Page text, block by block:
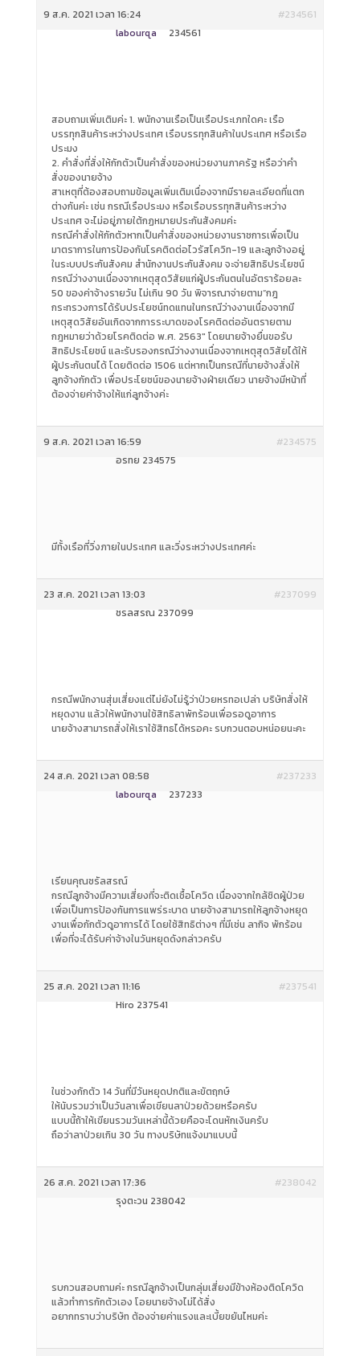
9 ส.ค. 2021 เวลา 16:24
#234561
labourqa
234561
สอบถามเพิ่มเติมค่ะ 1. พนักงานเรือเป็นเรือประเภทใดคะ เรือ
บรรทุกสินค้าระหว่างประเทศ เรือบรรทุกสินค้าในประเทศ หรือเรือ
ประมง
2. คำสั่งที่สั่งให้กักตัวเป็นคำสั่งของหน่วยงานภาครัฐ หรือว่าคำ
สั่งของนายจ้าง
สาเหตุที่ต้องสอบถามข้อมูลเพิ่มเติมเนื่องจากมีรายละเอียดที่แตก
ต่างกันค่ะ เช่น กรณีเรือประมง หรือเรือบรรทุกสินค้าระหว่าง
ประเทศ จะไม่อยู่ภายใต้กฏหมายประกันสังคมค่ะ
กรณีคำสั่งให้กักตัวหากเป็นคำสั่งของหน่วยงานราชการเพื่อเป็น
มาตราการในการป้องกันโรคติดต่อไวรัสโควิท-19 และลูกจ้างอยู่
ในระบบประกันสังคม สำนักงานประกันสังคม จะจ่ายสิทธิประโยชน์
กรณีว่างงานเนื่องจากเหตุสุดวิสัยแก่ผู้ประกันตนในอัตราร้อยละ
50 ของค่าจ้างรายวัน ไม่เกิน 90 วัน พิจารณาจ่ายตาม”กฎ
กระทรวงการได้รับประโยชน์ทดแทนในกรณีว่างงานเนื่องจากมี
เหตุสุดวิสัยอันเกิดจากการระบาดของโรคติดต่ออันตรายตาม
กฎหมายว่าด้วยโรคติดต่อ พ.ศ. 2563″ โดยนายจ้างยื่นขอรับ
สิทธิประโยชน์ และรับรองกรณีว่างงานเนื่องจากเหตุสุดวิสัยได้ให้
ผู้ประกันตนได้ โดยติดต่อ 1506 แต่หากเป็นกรณีที่นายจ้างสั่งให้
ลูกจ้างกักตัว เพื่อประโยชน์ของนายจ้างฝ่ายเดียว นายจ้างมีหน้าที่
ต้องจ่ายค่าจ้างให้แก่ลูกจ้างค่ะ
9 ส.ค. 2021 เวลา 16:59
#234575
อรทัย 234575
มีทั้งเรือที่วิ่งภายในประเทศ และวิ่งระหว่างประเทศค่ะ
23 ส.ค. 2021 เวลา 13:03
#237099
ชรัลสรณ์ 237099
กรณีพนักงานสุ่มเสี่ยงแต่ไม่ยังไม่รู้ว่าป่วยหรทอเปล่า บริษัทสั่งให้
หยุดงาน แล้วให้พนักงานใช้สิทธิลาพักร้อนเพื่อรอดูอาการ
นายจ้างสามารถสั่งให้เราใช้สิทธได้หรอคะ รบกวนตอบหน่อยนะคะ
24 ส.ค. 2021 เวลา 08:58
#237233
labourqa
237233
เรียนคุณชรัลสรณ์
กรณีลูกจ้างมีความเสี่ยงที่จะติดเชื้อโควิด เนื่องจากใกล้ชิดผู้ป่วย
เพื่อเป็นการป้องกันการแพร่ระบาด นายจ้างสามารถให้ลูกจ้างหยุด
งานเพื่อกักตัวดูอาการได้ โดยใช้สิทธิต่างๆ ที่มีเช่น ลากิจ พักร้อน
เพื่อที่จะได้รับค่าจ้างในวันหยุดดังกล่าวครับ
25 ส.ค. 2021 เวลา 11:16
#237541
็Hiro 237541
ในช่วงกักตัว 14 วันที่มีวันหยุดปกติและขัตฤกษ์
ให้นับรวมว่าเป็นวันลาเพื่อเขียนลาป่วยด้วยหรือครับ
แบบนี้ถ้าให้เขียนรวมวันเหล่านี้ด้วยคือจะโดนหักเงินครับ
ถือว่าลาป่วยเกิน 30 วัน ทางบริษัทแจ้งมาแบบนี้
26 ส.ค. 2021 เวลา 17:36
#238042
รุ่งตะวัน 238042
รบกวนสอบถามค่ะ กรณีลูกจ้างเป็นกลุ่มเสี่ยงมีข้างห้องติดโควิด
แล้วทำการกักตัวเอง โอยนายจ้างไม่ได้สั่ง
อยากทราบว่าบริษัท ต้องจ่ายค่าแรงและเบี้ยขยันไหมค่ะ